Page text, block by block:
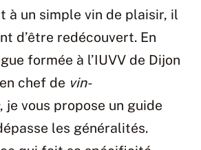
à un simple vin de plaisir, il
d’être redécouvert. En
formée à l’IUVV de Dijon
chef de vin-
, je vous propose un guide
les généralités.